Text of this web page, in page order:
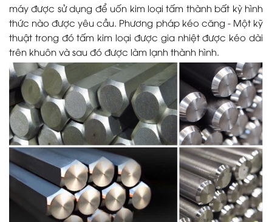
máy được sử dụng để uốn kim loại tấm thành bất kỳ hình
thức nào được yêu cầu. Phương pháp kéo căng - Một kỹ
thuật trong đó tấm kim loại được gia nhiệt được kéo dài
trên khuôn và sau đó được làm lạnh thành hình.